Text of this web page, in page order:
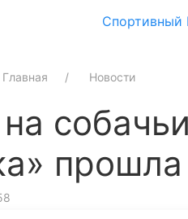
Спортивный
Главная Новости
прошла